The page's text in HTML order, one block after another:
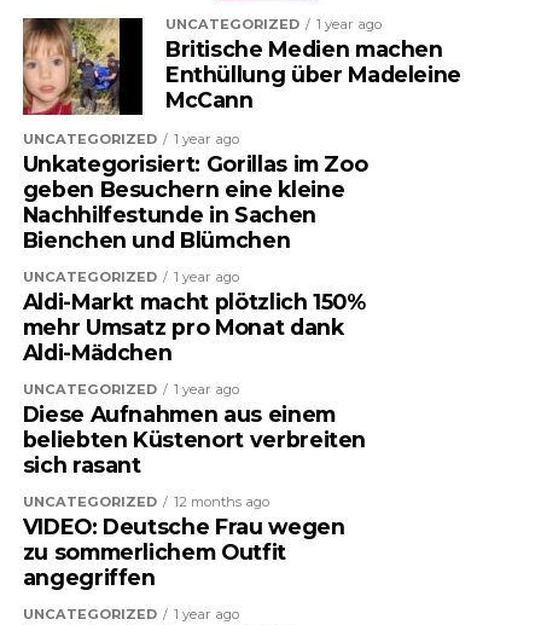
UNCATEGORIZED 1 year ago
Britische Medien machen
Enthüllung über Madeleine
McCann
UNCATEGORIZED 1 year ago
Unkategorisiert: Gorillas im Zoo
geben Besuchern eine kleine
Nachhilfestunde in Sachen
Bienchen und Blümchen
UNCATEGORIZED 1 year ago
Aldi-Markt macht plötzlich 150%
mehr Umsatz pro Monat dank
Aldi-Mädchen
UNCATEGORIZED 1 year ago
Diese Aufnahmen aus einem
beliebten Küstenort verbreiten
sich rasant
UNCATEGORIZED 12 months ago
VIDEO: Deutsche Frau wegen
zu sommerlichem Outfit
angegriffen
UNCATEGORIZED 1 year ago